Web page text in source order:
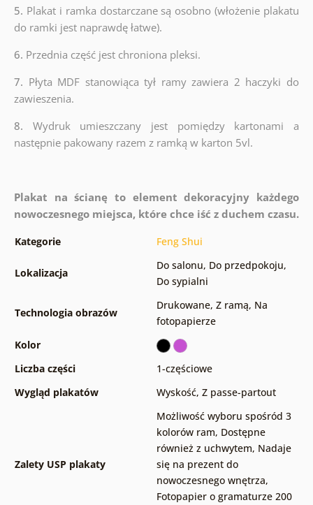
5. Plakat i ramka dostarczane są osobno (włożenie plakatu
do ramki jest naprawdę łatwe).
6. Przednia część jest chroniona pleksi.
7. Płyta MDF stanowiąca tył ramy zawiera 2 haczyki do
zawieszenia.
8. Wydruk umieszczany jest pomiędzy kartonami a
następnie pakowany razem z ramką w karton 5vl.
Plakat na ścianę to element dekoracyjny każdego
nowoczesnego miejsca, które chce iść z duchem czasu.
Kategorie Feng Shui
Lokalizacja
Do salonu, Do przedpokoju,
Do sypialni
Technologia obrazów
Drukowane, Z ramą, Na
fotopapierze
Kolor
Liczba części
1-częściowe
Wygląd plakatów
Wyskość, Z passe-partout
Zalety USP plakaty
Możliwość wyboru spośród 3
kolorów ram, Dostępne
również z uchwytem, Nadaje
się na prezent do
nowoczesnego wnętrza,
Fotopapier o gramaturze 200